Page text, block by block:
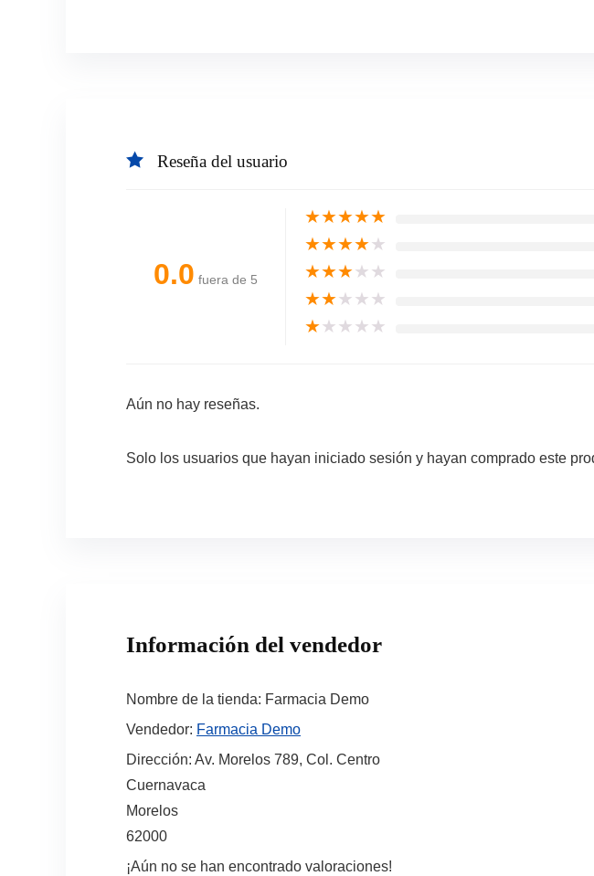
Reseña del usuario
0.0 fuera de 5
★★★★★
★★★★★
★★★★★
★★★★★
★★★★★
Aún no hay reseñas.
Solo los usuarios que hayan iniciado sesión y hayan comprado este
Información del vendedor
Nombre de la tienda: Farmacia Demo
Vendedor: Farmacia Demo
Dirección: Av. Morelos 789, Col. Centro
Cuernavaca
Morelos
62000
¡Aún no se han encontrado valoraciones!